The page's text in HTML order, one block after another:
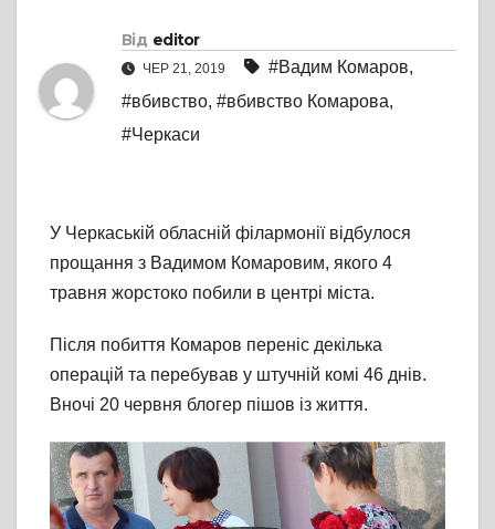
Від editor
ЧЕР 21, 2019 #Вадим Комаров,
#вбивство, #вбивство Комарова,
#Черкаси
У Черкаській обласній філармонії відбулося
прощання з Вадимом Комаровим, якого 4
травня жорстоко побили в центрі міста.
Після побиття Комаров переніс декілька
операцій та перебував у штучній комі 46 днів.
Вночі 20 червня блогер пішов із життя.